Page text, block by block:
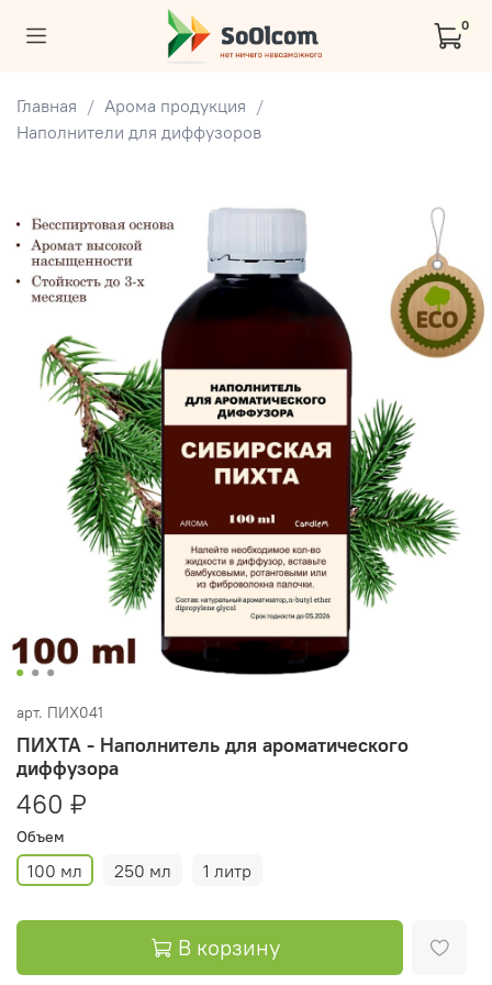
0
Главная
Арома продукция
Наполнители для диффузоров
арт. ПИХ041
ПИХТА - Наполнитель для ароматического
диффузора
460 ₽
Объем
100 мл 250 мл 1 литр
В корзину